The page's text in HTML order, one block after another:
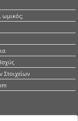
ωμικός;
Στοιχείων